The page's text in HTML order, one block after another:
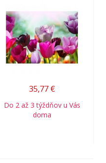
35,77 €
Do 2 až 3 týždňov u Vás
doma